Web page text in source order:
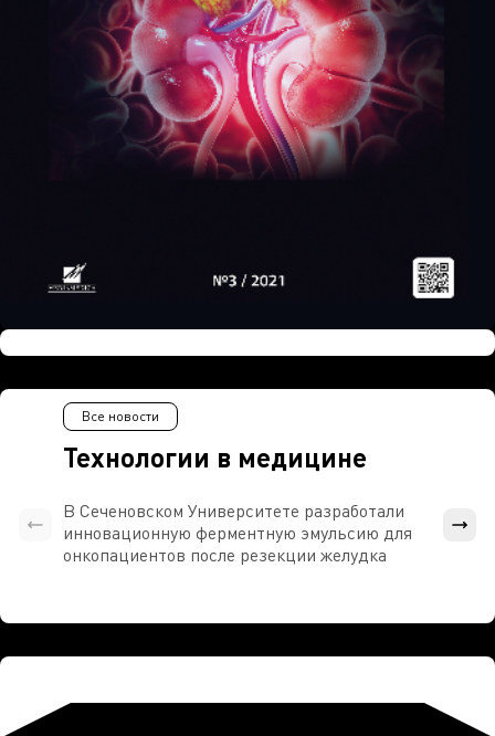
Технологии в медицине
Все новости
В Сеченовском Университете разработали
инновационную ферментную эмульсию для
онкопациентов после резекции желудка